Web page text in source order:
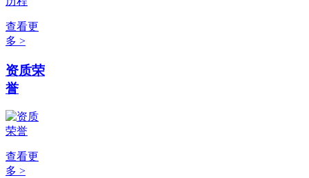
查看更
多 >
资质荣
誉
查看更
多 >